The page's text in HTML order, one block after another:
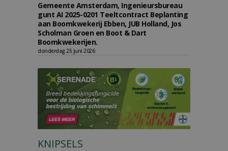
Gemeente Amsterdam, Ingenieursbureau
gunt AI 2025-0201 Teeltcontract Beplanting
aan Boomkwekerij Ebben, JUB Holland, Jos
Scholman Groen en Boot & Dart
Boomkwekerijen.
donderdag 25 juni 2026
KNIPSELS